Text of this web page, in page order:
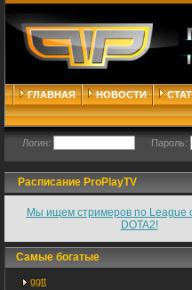
ГЛАВНАЯ НОВОСТИ
Логин: Пароль:
Расписание ProPlayTV
Мы ищем стримеров по League
DOTA2!
Самые богатые
ggtt